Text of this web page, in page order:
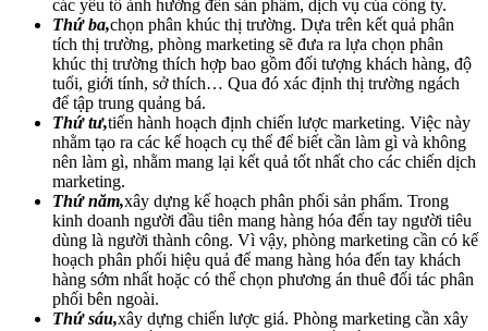
các yếu tố ảnh hưởng đến sản phẩm, dịch vụ của công ty.
Thứ ba,chọn phân khúc thị trường. Dựa trên kết quả phân
tích thị trường, phòng marketing sẽ đưa ra lựa chọn phân
khúc thị trường thích hợp bao gồm đối tượng khách hàng, độ
tuổi, giới tính, sở thích… Qua đó xác định thị trường ngách
để tập trung quảng bá.
Thứ tư,tiến hành hoạch định chiến lược marketing. Việc này
nhằm tạo ra các kế hoạch cụ thể để biết cần làm gì và không
nên làm gì, nhằm mang lại kết quả tốt nhất cho các chiến dịch
marketing.
Thứ năm,xây dựng kế hoạch phân phối sản phẩm. Trong
kinh doanh người đầu tiên mang hàng hóa đến tay người tiêu
dùng là người thành công. Vì vậy, phòng marketing cần có kế
hoạch phân phối hiệu quả để mang hàng hóa đến tay khách
hàng sớm nhất hoặc có thể chọn phương án thuê đối tác phân
phối bên ngoài.
Thứ sáu,xây dựng chiến lược giá. Phòng marketing cần xây